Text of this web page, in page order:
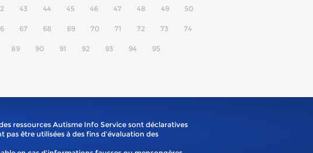
43 44 45 46 47 48 49 50
67 68 69 70 71 72 73 74
89 90 91 92 93 94 95
ressources Autisme Info Service sont déclaratives
être utilisées à des fins d’évaluation des